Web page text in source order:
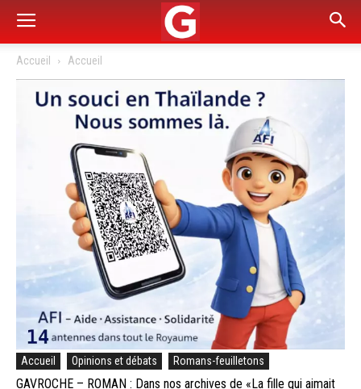
Accueil Accueil
Accueil Opinions et débats Romans-feuilletons
GAVROCHE – ROMAN : Dans nos archives de «La fille qui aimait